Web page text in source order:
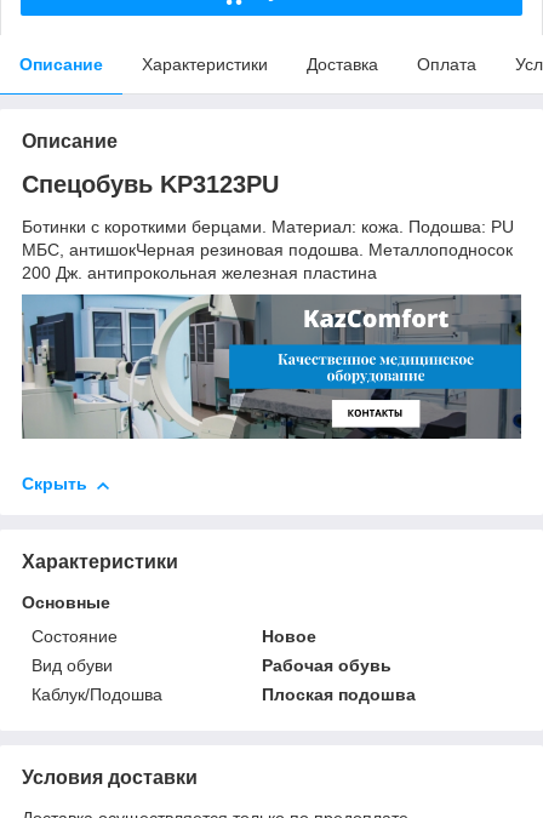
Описание Характеристики Доставка Оплата
Описание
Спецобувь KP3123PU
Ботинки с короткими берцами. Материал: кожа. Подошва: PU
МБС, антишокЧерная резиновая подошва. Металлоподносок
200 Дж. антипрокольная железная пластина
Скрыть
Характеристики
Основные
Состояние
Новое
Вид обуви
Рабочая обувь
Каблук/Подошва
Плоская подошва
Условия доставки